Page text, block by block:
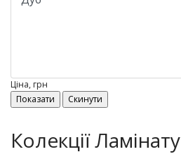
Ціна, грн
Колекції Ламінату